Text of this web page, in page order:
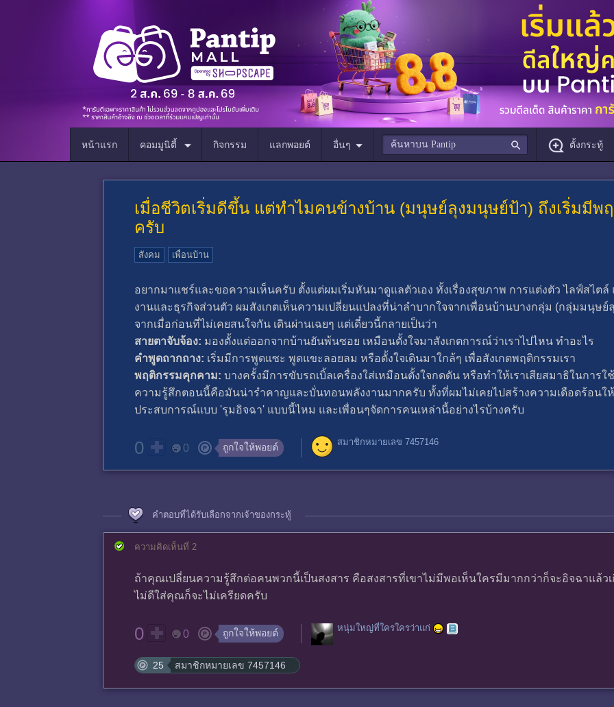
หน้าแรก คอมมูนิตี้ กิจกรรม แลกพอยต์ อื่นๆ ตั้งกระทู้
เมื่อชีวิตเริ่มดีขึ้น แต่ทำไมคนข้างบ้าน (มนุษย์ลุงมนุษย์ป้า) ถึงเริ่มมีพ
ครับ
สังคม เพื่อนบ้าน
อยากมาแชร์และขอความเห็นครับ ตั้งแต่ผมเริ่มหันมาดูแลตัวเอง ทั้งเรื่องสุขภาพ การแต่งตัว ไลฟ์สไต
งานและธุรกิจส่วนตัว ผมสังเกตเห็นความเปลี่ยนแปลงที่น่าลำบากใจจากเพื่อนบ้านบางกลุ่ม (กลุ่มมนุษย์
​จากเมื่อก่อนที่ไม่เคยสนใจกัน เดินผ่านเฉยๆ แต่เดี๋ยวนี้กลายเป็นว่า
สายตาจับจ้อง: มองตั้งแต่ออกจากบ้านยันพ้นซอย เหมือนตั้งใจมาสังเกตการณ์ว่าเราไปไหน ทำอะไร
คำพูดถากถาง: เริ่มมีการพูดแซะ พูดแขะลอยลม หรือตั้งใจเดินมาใกล้ๆ เพื่อสังเกตพฤติกรรมเรา
พฤติกรรมคุกคาม: บางครั้งมีการขับรถเบิ้ลเครื่องใส่เหมือนตั้งใจกดดัน หรือทำให้เราเสียสมาธิในการใ
ความรู้สึกตอนนี้คือมันน่ารำคาญและบั่นทอนพลังงานมากครับ ทั้งที่ผมไม่เคยไปสร้างความเดือดร้อนให้
ประสบการณ์แบบ 'รุมอิจฉา' แบบนี้ไหม และเพื่อนๆจัดการคนเหล่านี้อย่างไรบ้างครับ
0 0 ถูกใจให้พอยต์ สมาชิกหมายเลข 7457146
คำตอบที่ได้รับเลือกจากเจ้าของกระทู้
ความคิดเห็นที่ 2
ถ้าคุณเปลี่ยนความรู้สึกต่อคนพวกนี้เป็นสงสาร คือสงสารที่เขาไม่มีพอเห็นใครมีมากกว่าก็จะอิจฉาแล้วเ
ไม่ดีใส่คุณก็จะไม่เครียดครับ
0 0 ถูกใจให้พอยต์ หนุ่มใหญ่ที่ใครใครว่าแก่
25 สมาชิกหมายเลข 7457146